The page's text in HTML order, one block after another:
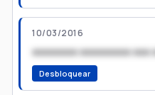
10/03/2016
xxxxxxxx xxxxxxxxx xxx
Desbloquear